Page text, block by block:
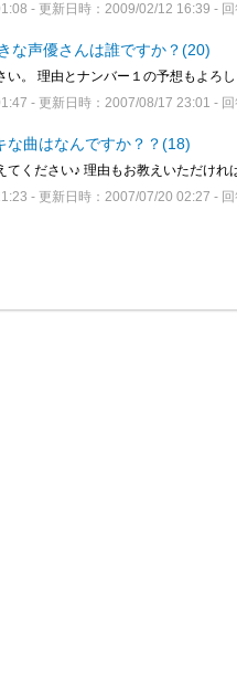
- 更新日時：2009/02/12 16:39 -
な声優さんは誰ですか？(20)
。 理由とナンバー１の予想もよろ
- 更新日時：2007/08/17 23:01 -
な曲はなんですか？？(18)
てください♪ 理由もお教えいただけ
- 更新日時：2007/07/20 02:27 -